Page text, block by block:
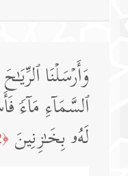
وَأَرۡسَلۡنَا
ٱلسَّمَاۤءِ مَاۤءࣰ
لَهُۥ بِخَـٰزِنِینَ ﴿22﴾